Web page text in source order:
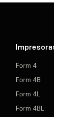
Impresoras
Form 4
Form 4B
Form 4L
Form 4BL